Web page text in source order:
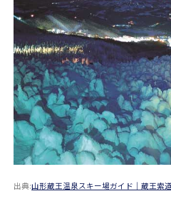
出典:山形蔵王温泉スキー場ガイド｜蔵王索